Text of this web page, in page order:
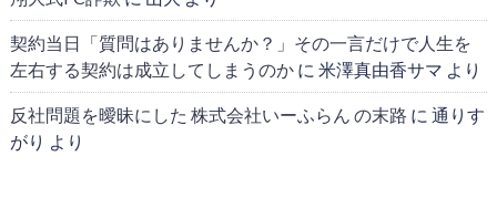
契約当日「質問はありませんか？」その一言だけで人生を
左右する契約は成立してしまうのかに 米澤真由香サマ より
反社問題を曖昧にした 株式会社いーふらん の末路 に 通りす
がり より